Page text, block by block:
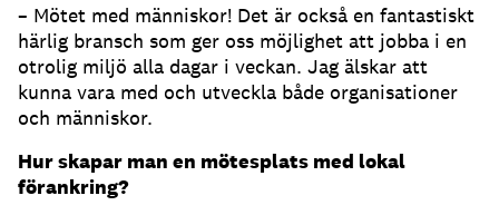
– Mötet med människor! Det är också en fantastiskt
härlig bransch som ger oss möjlighet att jobba i en
otrolig miljö alla dagar i veckan. Jag älskar att
kunna vara med och utveckla både organisationer
och människor.
Hur skapar man en mötesplats med lokal
förankring?